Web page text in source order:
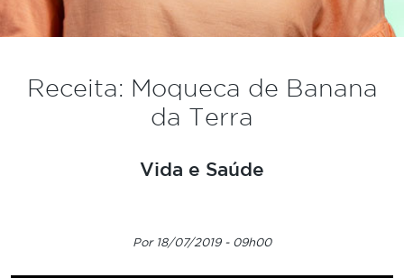
Receita: Moqueca de Banana
da Terra
Vida e Saúde
Por 18/07/2019 - 09h00